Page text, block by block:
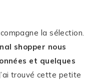
la sélection.
shopper nous
et quelques
trouvé cette petite